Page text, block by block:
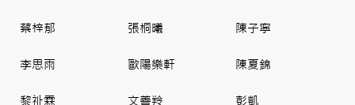
蔡梓郁 張桐曦 陳子寜
李思雨 歐陽樂軒 陳夏錦
黎祉霖 文善羚 彭凱